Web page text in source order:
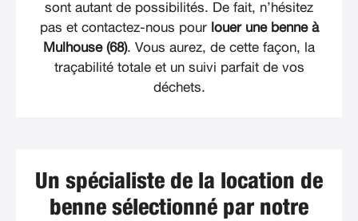
sont autant de possibilités. De fait, n’hésitez
pas et contactez-nous pour louer une benne à
Mulhouse (68). Vous aurez, de cette façon, la
traçabilité totale et un suivi parfait de vos
déchets.
Un spécialiste de la location de
benne sélectionné par notre